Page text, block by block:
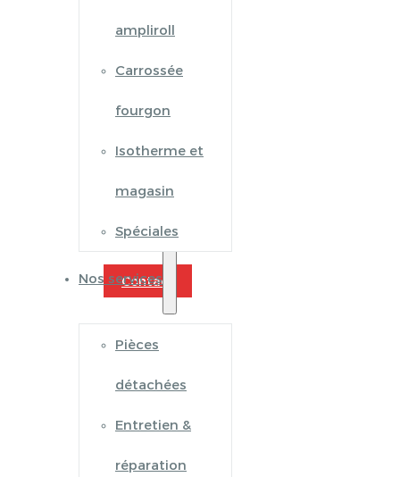
ampliroll
Carrossée
fourgon
Isotherme et
magasin
Spéciales
Nos services
Pièces
détachées
Entretien &
réparation
Contact